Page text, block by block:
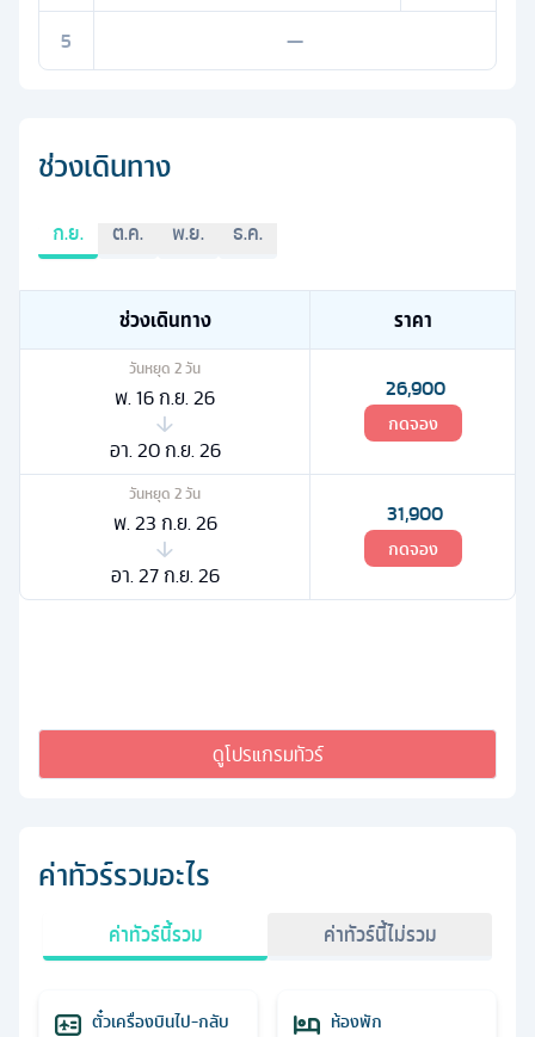
5
—
ช่วงเดินทาง
ก.ย. ต.ค. พ.ย. ธ.ค.
ช่วงเดินทาง ราคา
วันหยุด 2วัน
พ. 16 ก.ย. 26
อา. 20 ก.ย. 26
26,900
กดจอง
วันหยุด 2วัน
พ. 23 ก.ย. 26
อา. 27 ก.ย. 26
31,900
กดจอง
ดูโปรแกรมทัวร์
ค่าทัวร์รวมอะไร
ค่าทัวร์นี้รวม ค่าทัวร์นี้ไม่รวม
ตั๋วเครื่องบินไป-กลับ ห้องพัก